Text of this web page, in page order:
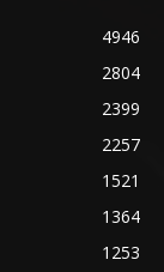
4946
2804
2399
2257
1521
1364
1253